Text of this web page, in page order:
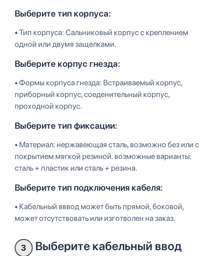
Выберите тип корпуса:
• Тип корпуса: Сальниковый корпус с креплением
одной или двумя защелками.
Выберите корпус гнезда:
• Формы корпуса гнезда: Встраиваемый корпус,
приборный корпус, соеденительный корпус,
проходной корпус.
Выберите тип фиксации:
• Материал: нержавеющая сталь, возможно без или с
покрытием мягкой резиной. возможные варианты:
сталь + пластик или сталь + резина.
Выберите тип подключения кабеля:
• Кабельный вввод может быть прямой, боковой,
может отсутствовать или изготволен на заказ.
3 Выберите кабельный ввод